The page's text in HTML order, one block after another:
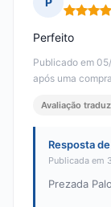
Nota: 5
Publicado em
após uma
Perfeito
Avaliação
Resposta
Publicada em
Prezada